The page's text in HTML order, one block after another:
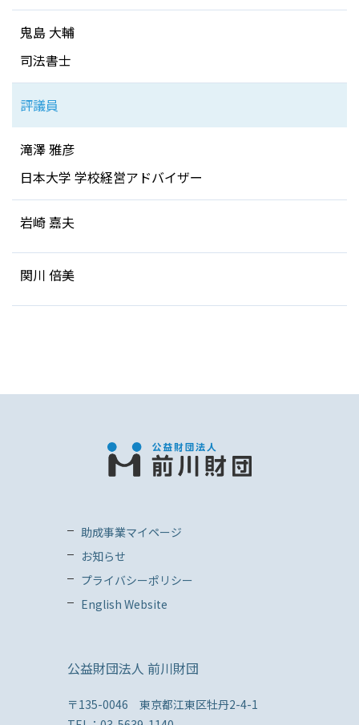
鬼島 大輔
司法書士
評議員
滝澤 雅彦
日本大学 学校経営アドバイザー
岩崎 嘉夫
関川 倍美
助成事業マイページ
お知らせ
プライバシーポリシー
English Website
公益財団法人 前川財団
〒135-0046 東京都江東区牡丹2-4-1